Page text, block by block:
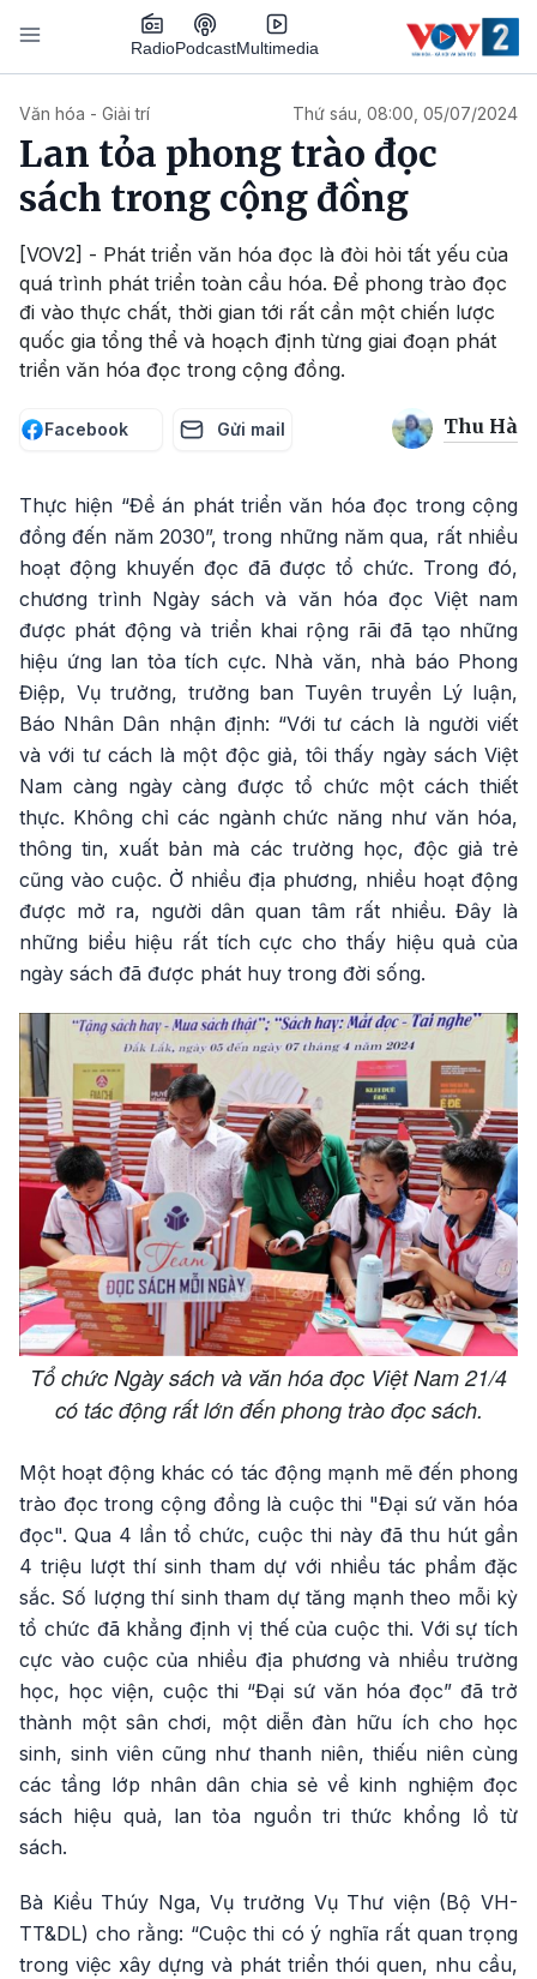
Nhảy đến nội dung
RadioPodcastMultimedia
Văn hóa - Giải trí Thứ sáu, 08:00, 05/07/2024
Lan tỏa phong trào đọc
sách trong cộng đồng
[VOV2] - Phát triển văn hóa đọc là đòi hỏi tất yếu của
quá trình phát triển toàn cầu hóa. Để phong trào đọc
đi vào thực chất, thời gian tới rất cần một chiến lược
quốc gia tổng thể và hoạch định từng giai đoạn phát
triển văn hóa đọc trong cộng đồng.
Facebook Gửi mail Thu Hà
Thực hiện “Đề án phát triển văn hóa đọc trong cộng
đồng đến năm 2030”, trong những năm qua, rất nhiều
hoạt động khuyến đọc đã được tổ chức. Trong đó,
chương trình Ngày sách và văn hóa đọc Việt nam
được phát động và triển khai rộng rãi đã tạo những
hiệu ứng lan tỏa tích cực. Nhà văn, nhà báo Phong
Điệp, Vụ trưởng, trưởng ban Tuyên truyền Lý luận,
Báo Nhân Dân nhận định: “Với tư cách là người viết
và với tư cách là một độc giả, tôi thấy ngày sách Việt
Nam càng ngày càng được tổ chức một cách thiết
thực. Không chỉ các ngành chức năng như văn hóa,
thông tin, xuất bản mà các trường học, độc giả trẻ
cũng vào cuộc. Ở nhiều địa phương, nhiều hoạt động
được mở ra, người dân quan tâm rất nhiều. Đây là
những biểu hiệu rất tích cực cho thấy hiệu quả của
ngày sách đã được phát huy trong đời sống.
Tổ chức Ngày sách và văn hóa đọc Việt Nam 21/4
có tác động rất lớn đến phong trào đọc sách.
Một hoạt động khác có tác động mạnh mẽ đến phong
trào đọc trong cộng đồng là cuộc thi "Đại sứ văn hóa
đọc". Qua 4 lần tổ chức, cuộc thi này đã thu hút gần
4 triệu lượt thí sinh tham dự với nhiều tác phẩm đặc
sắc. Số lượng thí sinh tham dự tăng mạnh theo mỗi kỳ
tổ chức đã khẳng định vị thế của cuộc thi. Với sự tích
cực vào cuộc của nhiều địa phương và nhiều trường
học, học viện, cuộc thi “Đại sứ văn hóa đọc” đã trở
thành một sân chơi, một diễn đàn hữu ích cho học
sinh, sinh viên cũng như thanh niên, thiếu niên cùng
các tầng lớp nhân dân chia sẻ về kinh nghiệm đọc
sách hiệu quả, lan tỏa nguồn tri thức khổng lồ từ
sách.
Bà Kiều Thúy Nga, Vụ trưởng Vụ Thư viện (Bộ VH-
TT&DL) cho rằng: “Cuộc thi có ý nghĩa rất quan trọng
trong việc xây dựng và phát triển thói quen, nhu cầu,